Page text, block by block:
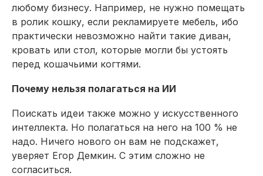
любому бизнесу. Например, не нужно помещать
в ролик кошку, если рекламируете мебель, ибо
практически невозможно найти такие диван,
кровать или стол, которые могли бы устоять
перед кошачьими когтями.
Почему нельзя полагаться на ИИ
Поискать идеи также можно у искусственного
интеллекта. Но полагаться на него на 100 % не
надо. Ничего нового он вам не подскажет,
уверяет Егор Демкин. С этим сложно не
согласиться.